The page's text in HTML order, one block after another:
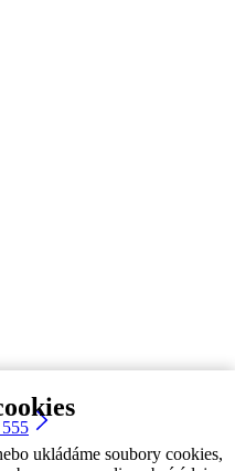
ukládáme soubory cookies,